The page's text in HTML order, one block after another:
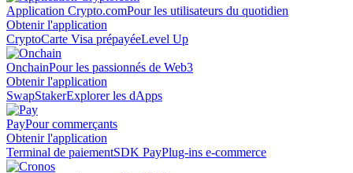
Application Crypto.comPour les utilisateurs du quotidien
Obtenir l'application
CryptoCarte Visa prépayéeLevel Up
OnchainPour les passionnés de Web3
Obtenir l'application
SwapStakerExplorer les dApps
PayPour commerçants
Obtenir l'application
Terminal de paiementSDK PayPlug-ins e-commerce